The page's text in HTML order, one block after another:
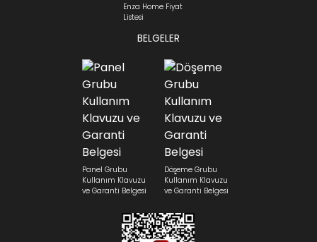
Enza Home Fiyat
Listesi
BELGELER
Panel Grubu
Kullanım Klavuzu
ve Garanti Belgesi
Döşeme Grubu
Kullanım Klavuzu
ve Garanti Belgesi